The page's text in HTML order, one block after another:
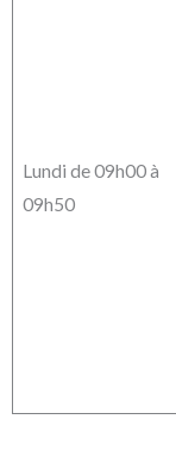
Lundi de 09h00 à
09h50